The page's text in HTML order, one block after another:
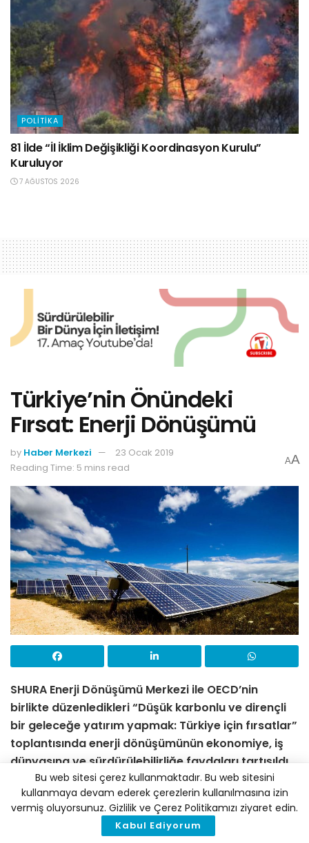
POLITIKA
81 İlde “İl İklim Değişikliği Koordinasyon Kurulu”
Kuruluyor
7 AĞUSTOS 2026
Türkiye’nin Önündeki
Fırsat: Enerji Dönüşümü
by Haber Merkezi
23 Ocak 2019
Reading Time: 5 mins read
AA
SHURA Enerji Dönüşümü Merkezi ile OECD’nin
birlikte düzenledikleri “Düşük karbonlu ve dirençli
bir geleceğe yatırım yapmak: Türkiye için fırsatlar”
toplantısında enerji dönüşümünün ekonomiye, iş
dünyasına ve sürdürülebilirliğe faydaları tartışıldı.
Toplantıda aynı zamanda OECD’nin “İklime Yatırım,
Büyümeye Yatırım” raporu sunulurken rapor,
sürdürülebilir ekonomik büyümenin şartlarından
birinin önümüzdeki 10 yılda modern, akılcı ve temiz
Bu web sitesi çerez kullanmaktadır. Bu web sitesini
kullanmaya devam ederek çerezlerin kullanılmasına izin
vermiş oluyorsunuz. Gizlilik ve Çerez Politikamızı ziyaret edin.
Kabul Ediyorum